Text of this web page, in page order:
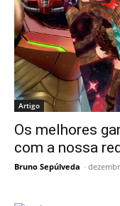
Artigo
Os melhores
com a nossa
Bruno Sepúlveda -